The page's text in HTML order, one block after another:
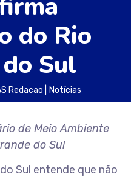
do Rio
Sul
Redacao Notícias
de Meio Ambiente
do Sul
Sul entende que não